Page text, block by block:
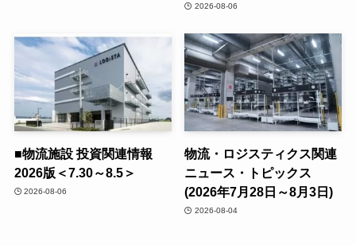
2026-08-06
■物流施設 投資関連情報
2026版＜7.30～8.5＞
2026-08-06
物流・ロジスティクス関連
ニュース・トピックス
(2026年7月28日～8月3日)
2026-08-04